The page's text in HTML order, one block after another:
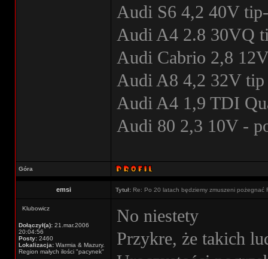
Audi S6 4,2 40V
Audi A4 2.8 30VQ
Audi Cabrio 2,8
Audi A8 4,2 32V tip
Audi A4 1,9 TDI
Audi 80 2,3 10V -
Góra
emsi Tytuł: Re: Po 20 latach będziemy zmuszeni pożegnać
Klubowicz
Dołączył(a): 21.mar.2006
20:04:56
Posty: 2460
Lokalizacja: Warmia & Mazury.
Region małych ilości "pacynek"
No niestety
Przykre, że takich